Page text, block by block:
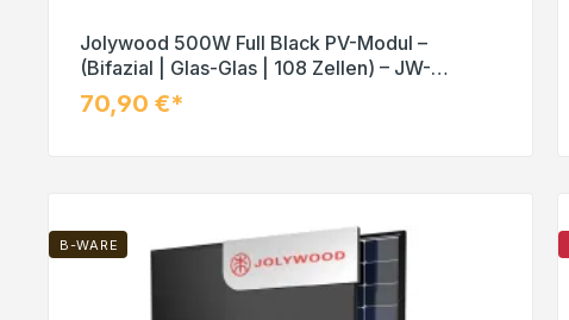
Jolywood 500W Full Black PV-Modul –
(Bifazial | Glas-Glas | 108 Zellen) – JW-
HD108N-R2 – Palettenpreis (37 Stk.) – Solar
Panel
70,90 €*
B-WARE